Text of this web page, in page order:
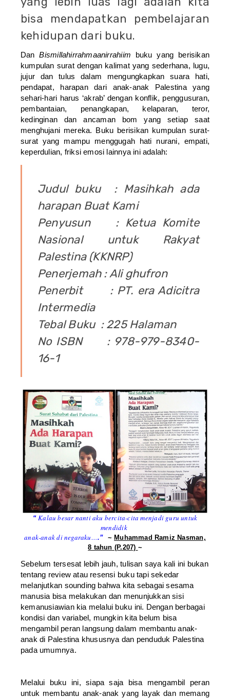
bisa mendapatkan pembelajaran
kehidupan dari buku.
DanBismillahirrahmaanirrahiim buku yang berisikan
kumpulan surat dengan kalimat yang sederhana, lugu,
jujur dan tulus dalam mengungkapkan suara hati,
pendapat, harapan dari anak-anak Palestina yang
sehari-hari harus ‘akrab’ dengan konflik, penggusuran,
pembantaian, penangkapan, kelaparan, teror,
kedinginan dan ancaman bom yang setiap saat
menghujani mereka. Buku berisikan kumpulan surat-
surat yang mampu menggugah hati nurani, empati,
keperdulian, friksi emosi lainnya ini adalah:
Judul buku : Masihkah ada
harapan Buat Kami
Penyusun : Ketua Komite
Nasional untuk Rakyat
Palestina (KKNRP)
Penerjemah : Ali ghufron
Penerbit : PT. era Adicitra
Intermedia
Tebal Buku : 225 Halaman
No ISBN : 978-979-8340-
16-1
“Kalau besar nanti aku bercita-cita menjadi guru untuk
mendidik
anak-anak di negaraku….” ~ Muhammad Ramiz Nasman,
8 tahun (P.207) ~
Sebelum tersesat lebih jauh, tulisan saya kali ini bukan
tentang review atau resensi buku tapi sekedar
melanjutkan sounding bahwa kita sebagai sesama
manusia bisa melakukan dan menunjukkan sisi
kemanusiawian kia melalui buku ini. Dengan berbagai
kondisi dan variabel, mungkin kita belum bisa
mengambil peran langsung dalam membantu anak-
anak di Palestina khususnya dan penduduk Palestina
pada umumnya.
Melalui buku ini, siapa saja bisa mengambil peran
untuk membantu anak-anak yang layak dan memang